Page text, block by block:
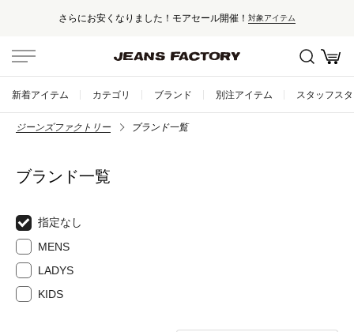
さらにお安くなりました！モアセール開催！ 対象アイテム
新着アイテム カテゴリ ブランド 別注アイテム スタッフス
ジーンズファクトリー ブランド一覧
ブランド一覧
指定なし
MENS
LADYS
KIDS